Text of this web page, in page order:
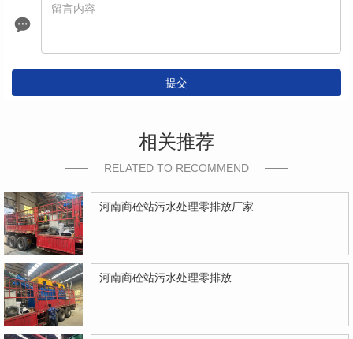
提交
相关推荐
RELATED TO RECOMMEND
河南商砼站污水处理零排放厂家
河南商砼站污水处理零排放